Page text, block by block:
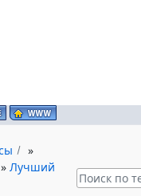
»
» Лучший